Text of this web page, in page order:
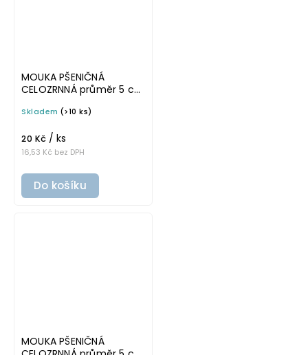
MOUKA PŠENIČNÁ
CELOZRNNÁ průměr 5 cm
písmu, omyvatelná
potravinové dózy
Skladem (>10 ks)
16,53 Kč bez DPH
20 Kč / ks
Do košíku
MOUKA PŠENIČNÁ